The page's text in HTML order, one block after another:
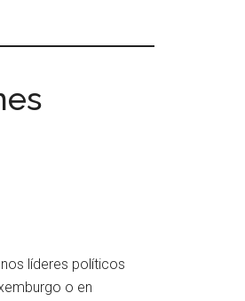
líderes políticos
o en